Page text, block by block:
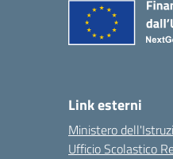
Link esterni
Ministero
Ufficio Scolastico